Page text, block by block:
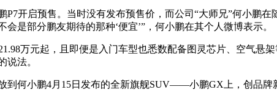
P7开启预售。当时没有发布预售价，而公司“大师兄”何小鹏在
是部分鹏友期待的那种‘便宜’”，何小鹏在其个人微博表示。
万元起，且即便是入门车型也悉数配备图灵芯片、空气悬
说法。
到何小鹏4月15日发布的全新旗舰SUV——小鹏GX上，创品